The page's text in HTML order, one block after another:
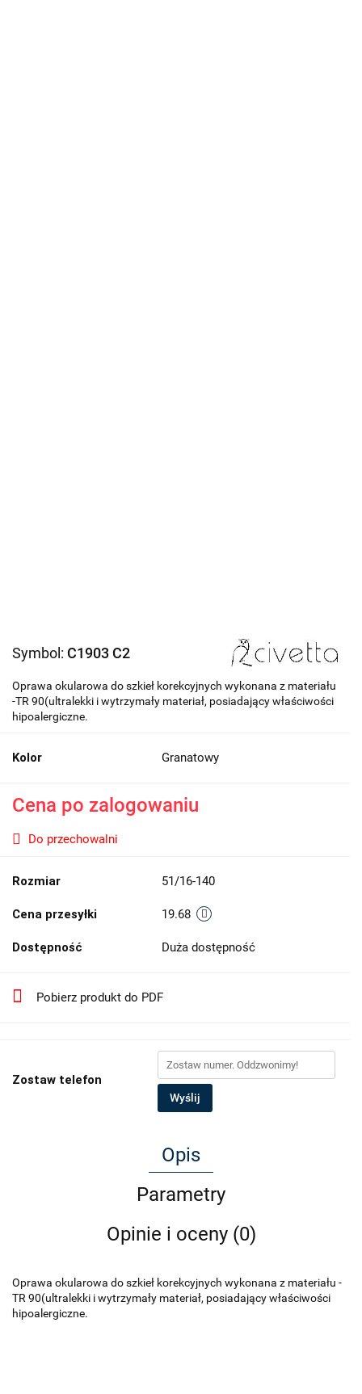
Symbol: C1903 C2
Oprawa okularowa do szkieł korekcyjnych wykonana z materiału
-TR 90(ultralekki i wytrzymały materiał, posiadający właściwości
hipoalergiczne.
Kolor Granatowy
Cena po zalogowaniu
Do przechowalni
Rozmiar 51/16-140
Cena przesyłki 19.68
Dostępność Duża dostępność
Pobierz produkt do PDF
Zostaw telefon
Wyślij
Opis
Parametry
Opinie i oceny (0)
Oprawa okularowa do szkieł korekcyjnych wykonana z materiału -
TR 90(ultralekki i wytrzymały materiał, posiadający właściwości
hipoalergiczne.